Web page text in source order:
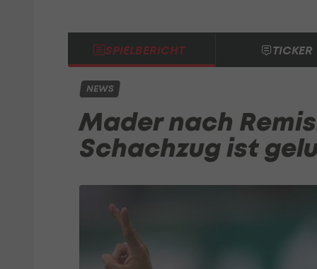
SPIELBERICHT TICKER
NEWS
Mader nach
Schachzug ist